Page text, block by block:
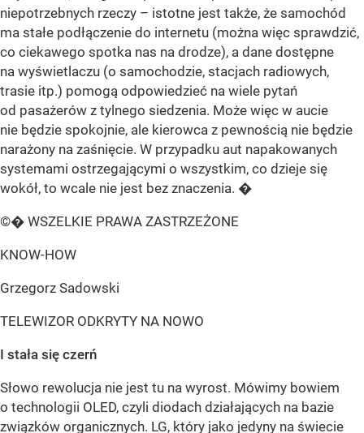
niepotrzebnych rzeczy – istotne jest także, że samochód
ma stałe podłączenie do internetu (można więc sprawdzić,
co ciekawego spotka nas na drodze), a dane dostępne
na wyświetlaczu (o samochodzie, stacjach radiowych,
trasie itp.) pomogą odpowiedzieć na wiele pytań
od pasażerów z tylnego siedzenia. Może więc w aucie
nie będzie spokojnie, ale kierowca z pewnością nie będzie
narażony na zaśnięcie. W przypadku aut napakowanych
systemami ostrzegającymi o wszystkim, co dzieje się
wokół, to wcale nie jest bez znaczenia. �
©� WSZELKIE PRAWA ZASTRZEŻONE
KNOW-HOW
Grzegorz Sadowski
TELEWIZOR ODKRYTY NA NOWO
I stała się czerń
Słowo rewolucja nie jest tu na wyrost. Mówimy bowiem
o technologii OLED, czyli diodach działających na bazie
związków organicznych. LG, który jako jedyny na świecie